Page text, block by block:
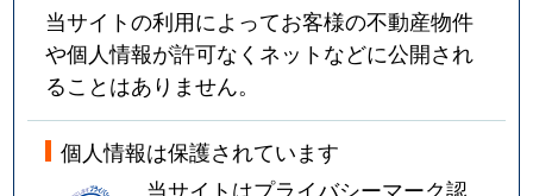
当サイトの利用によってお客様の不動産物件
や個人情報が許可なくネットなどに公開され
ることはありません。
個人情報は保護されています
当サイトはプライバシーマーク認